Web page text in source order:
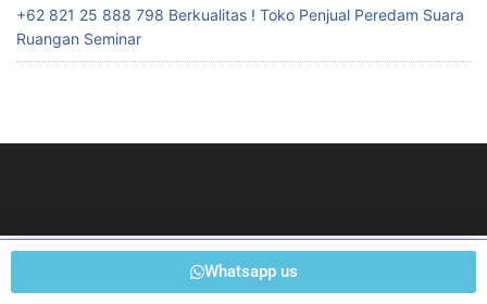
+62 821 25 888 798 Berkualitas ! Toko Penjual Peredam Suara
Ruangan Seminar
Suite 3058, Mula by Galeria Jakarta, Cilandak Town Square
Whatsapp us